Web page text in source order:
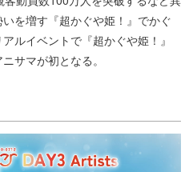
を増す『超かぐや姫！』でかぐ
ルイベントで『超かぐや姫！』
サマが初となる。